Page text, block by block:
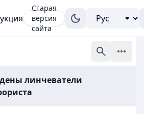
Старая
версия
сайта
линчеватели